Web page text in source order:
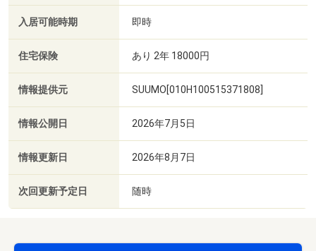
入居可能時期 即時
住宅保険 あり 2年 18000円
情報提供元 SUUMO[010H100515371808]
情報公開日 2026年7月5日
情報更新日 2026年8月7日
次回更新予定日 随時